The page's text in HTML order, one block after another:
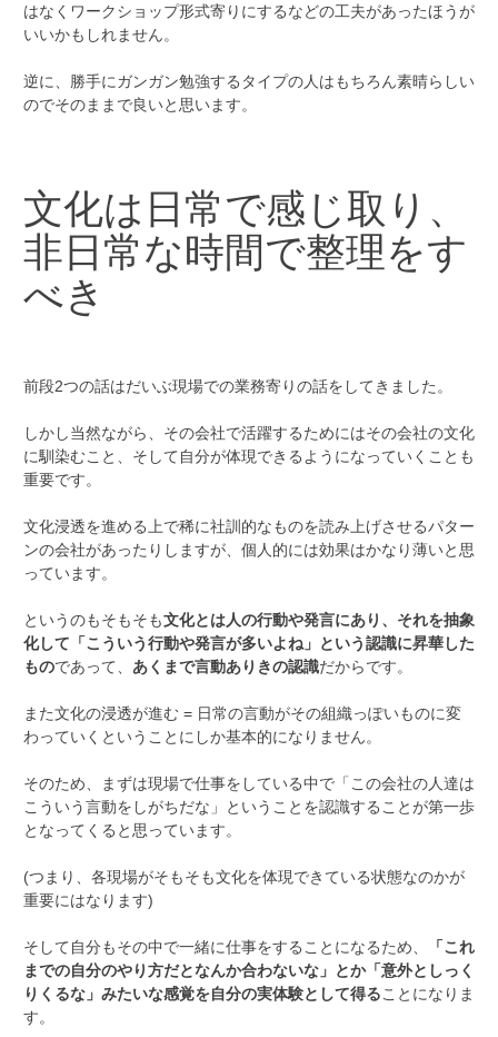
はなくワークショップ形式寄りにするなどの工夫があったほうが
いいかもしれません。
逆に、勝手にガンガン勉強するタイプの人はもちろん素晴らしい
のでそのままで良いと思います。
文化は日常で感じ取り、
非日常な時間で整理をす
べき
前段2つの話はだいぶ現場での業務寄りの話をしてきました。
しかし当然ながら、その会社で活躍するためにはその会社の文化
に馴染むこと、そして自分が体現できるようになっていくことも
重要です。
文化浸透を進める上で稀に社訓的なものを読み上げさせるパター
ンの会社があったりしますが、個人的には効果はかなり薄いと思
っています。
というのもそもそも文化とは人の行動や発言にあり、それを抽象
化して「こういう行動や発言が多いよね」という認識に昇華した
ものであって、 あくまで言動ありきの認識だからです。
また文化の浸透が進む = 日常の言動がその組織っぽいものに変
わっていくということにしか基本的になりません。
そのため、まずは現場で仕事をしている中で「この会社の人達は
こういう言動をしがちだな」ということを認識することが第一歩
となってくると思っています。
(つまり、各現場がそもそも文化を体現できている状態なのかが
重要にはなります)
そして自分もその中で一緒に仕事をすることになるため、
「これ
までの自分のやり方だとなんか合わないな」とか「意外としっく
りくるな」みたいな感覚を自分の実体験として得ることになりま
す。